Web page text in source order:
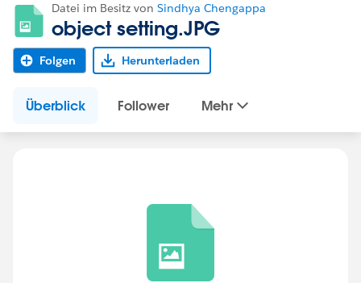
Datei im Besitz von Sindhya Chengappa
object setting.JPG
Folgen Herunterladen
Überblick Follower Mehr